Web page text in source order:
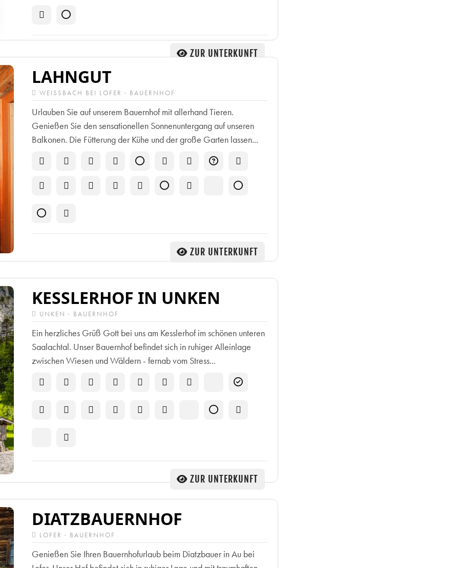
ZUR UNTERKUNFT
LAHNGUT
WEISSBACH BEI LOFER · BAUERNHOF
Urlauben Sie auf unserem Bauernhof mit allerhand Tieren.
Genießen Sie den sensationellen Sonnenuntergang auf unseren
Balkonen. Die Fütterung der Kühe und der große Garten lassen...
ZUR UNTERKUNFT
KESSLERHOF IN UNKEN
UNKEN · BAUERNHOF
Ein herzliches Grüß Gott bei uns am Kesslerhof im schönen unteren
Saalachtal. Unser Bauernhof befindet sich in ruhiger Alleinlage
zwischen Wiesen und Wäldern - fernab vom Stress...
ZUR UNTERKUNFT
DIATZBAUERNHOF
LOFER · BAUERNHOF
Genießen Sie Ihren Bauernhofurlaub beim Diatzbauer in Au bei